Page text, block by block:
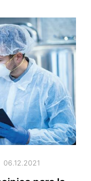
06.12.2021